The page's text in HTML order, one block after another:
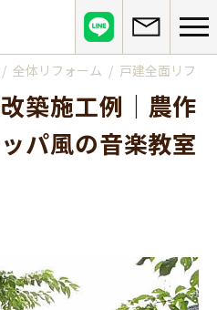
全体リフォーム 戸建全面リフォ
パ風の音楽教室